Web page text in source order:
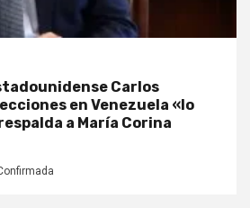
Carlos
en Venezuela «lo
a María Corina